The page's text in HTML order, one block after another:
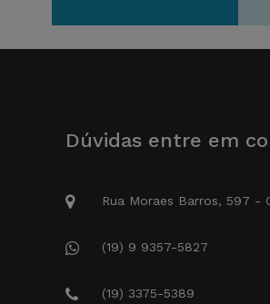
Dúvidas entre em
Rua Moraes Barros, 597 -
(19) 9 9357-5827
(19) 3375-5389